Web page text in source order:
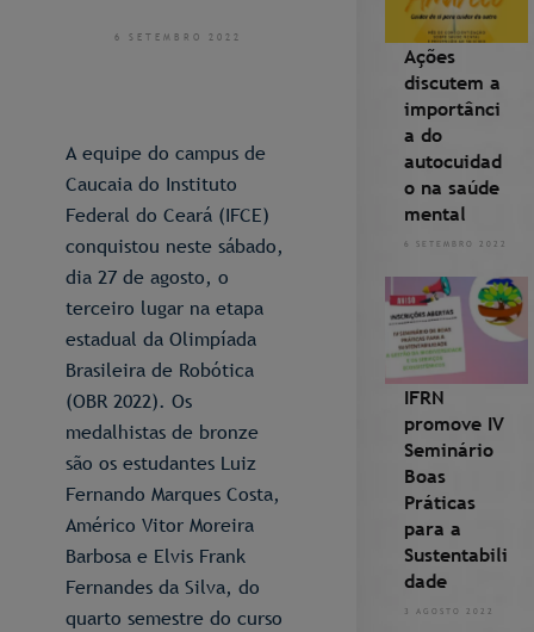
6 SETEMBRO 2022
A equipe do campus de
Caucaia do Instituto
Federal do Ceará (IFCE)
conquistou neste sábado,
dia 27 de agosto, o
terceiro lugar na etapa
estadual da Olimpíada
Brasileira de Robótica
(OBR 2022). Os
medalhistas de bronze
são os estudantes Luiz
Fernando Marques Costa,
Américo Vitor Moreira
Barbosa e Elvis Frank
Fernandes da Silva, do
quarto semestre do curso
Ações
discutem a
importânci
a do
autocuidad
o na saúde
mental
6 SETEMBRO 2022
IFRN
promove IV
Seminário
Boas
Práticas
para a
Sustentabili
dade
3 AGOSTO 2022